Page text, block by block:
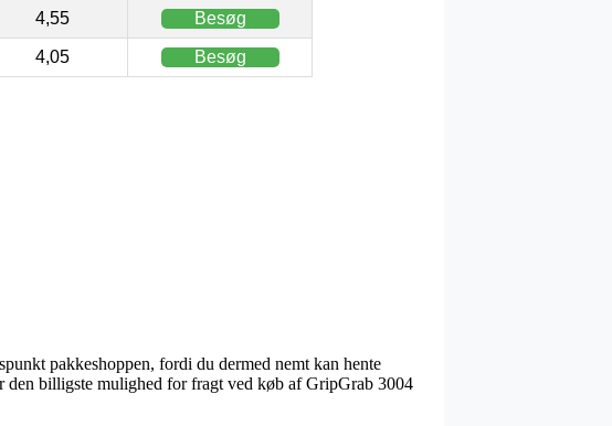
4,55 Besøg
4,05 Besøg
pakkeshoppen, fordi du dermed nemt kan hente
den billigste mulighed for fragt ved køb af GripGrab 3004